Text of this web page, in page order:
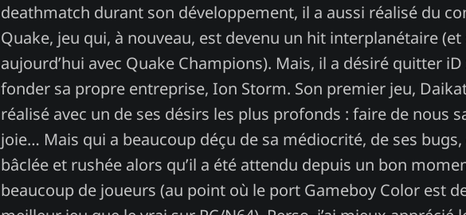
deathmatch durant son développement, il a aussi réalisé du
Quake, jeu qui, à nouveau, est devenu un hit interplanétaire
aujourd’hui avec Quake Champions). Mais, il a désiré quitter
fonder sa propre entreprise, Ion Storm. Son premier jeu,
réalisé avec un de ses désirs les plus profonds : faire de nous
joie… Mais qui a beaucoup déçu de sa médiocrité, de ses
bâclée et rushée alors qu’il a été attendu depuis un bon
beaucoup de joueurs (au point où le port Gameboy Color est